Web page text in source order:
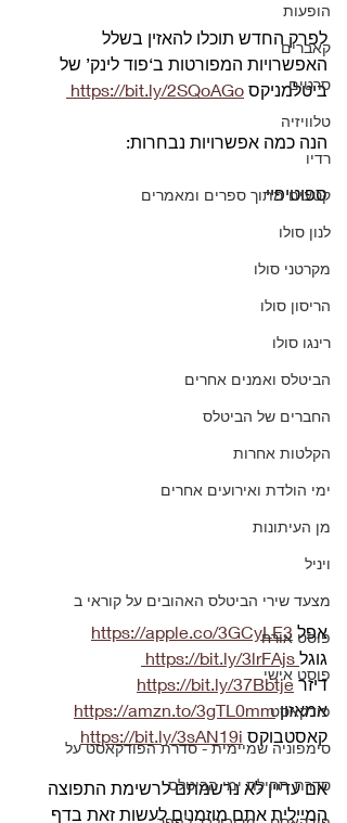
הופעות
קאברים
סרטים
טלוויזיה
רדיו
קטעים מתוך ספרים ומאמרים
לנון סולו
מקרטני סולו
הריסון סולו
רינגו סולו
הביטלס ואמנים אחרים
החברים של הביטלס
הקלטות אחרות
ימי הולדת ואירועים אחרים
מן העיתונות
ויניל
מצעד שירי הביטלס האהובים על קוראי ב
פוסט אורח
פוסט אישי
פודקאסט
סימפוניה שמיימית - סדרת הפודקאסט על
סדרת תחילת ימי הביטלס
לפרק החדש תוכלו להאזין בשלל
האפשרויות המפורטות ב‘פוד לינק’ של
ביטלמניקס https://bit.ly/2SQoAGo
הנה כמה אפשרויות נבחרות:
ספוטיפיי
אפל https://apple.co/3GCyLE3
גוגל
דיזר https://bit.ly/37Bbtje
אמאזון https://amzn.to/3gTL0mm
קאסטבוקס https://bit.ly/3sAN19i
אם עדיין לא נרשמתם לרשימת התפוצה
המיילית אתם מוזמנים לעשות זאת בדף